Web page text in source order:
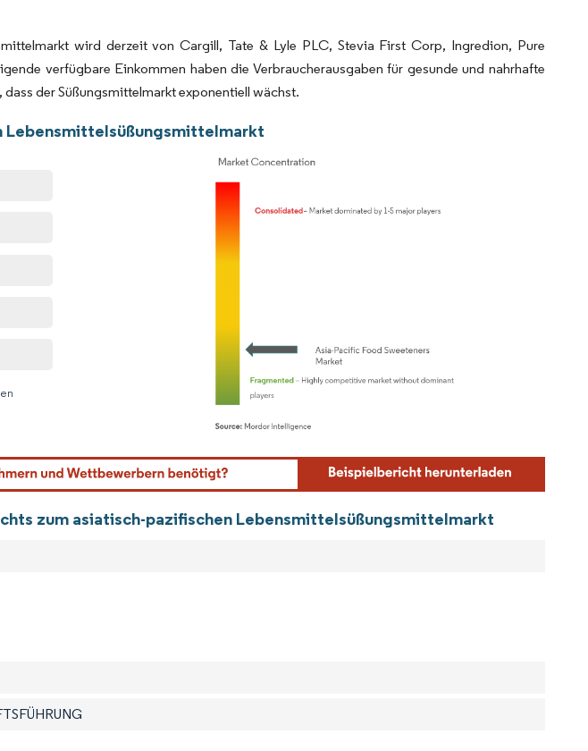
wird derzeit von Cargill, Tate & Lyle PLC, Stevia First Corp, Ingredion, Pure
verfügbare Einkommen haben die Verbraucherausgaben für gesunde und nahrhafte
der Süßungsmittelmarkt exponentiell wächst.
Lebensmittelsüßungsmittelmarkt
Bild © Mordor Intelligence. Wiederverwendung erfordert Namensnennung gemäß CC BY 4.0.
zum asiatisch-pazifischen Lebensmittelsüßungsmittelmarkt